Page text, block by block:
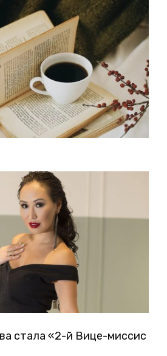
стала «2-й Вице-миссис